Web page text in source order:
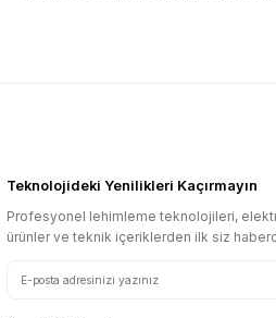
Teknolojideki Yenilikleri Kaçırmayın
Profesyonel lehimleme teknolojileri,
ürünler ve teknik içeriklerden ilk siz